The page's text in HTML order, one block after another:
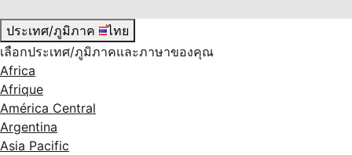
ประเทศ/ภูมิภาค
ไทย
เลือกประเทศ/ภูมิภาคและภาษาของคุณ
Africa
Afrique
América Central
Argentina
Asia Pacific